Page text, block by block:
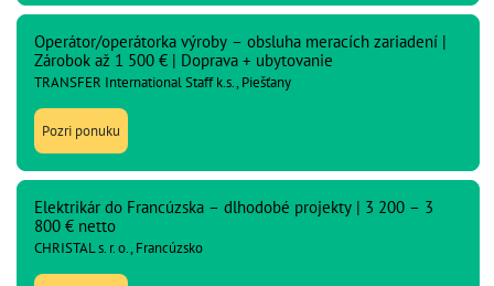
Operátor/operátorka výroby – obsluha meracích zariadení |
Zárobok až 1 500 € | Doprava + ubytovanie
TRANSFER International Staff k.s., Piešťany
Pozri ponuku
Elektrikár do Francúzska – dlhodobé projekty | 3 200 – 3
800 € netto
CHRISTAL s. r. o., Francúzsko